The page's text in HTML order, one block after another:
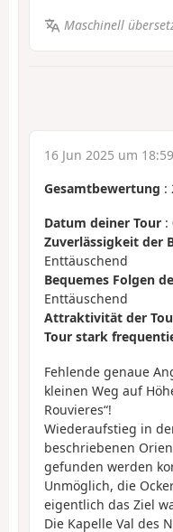
Maschinell
16 Jun 2025 um 18:59
Gesamtbewertung :
Datum deiner Tour :
Zuverlässigkeit der
Enttäuschend
Bequemes Folgen
Enttäuschend
Attraktivität der
Tour stark
Fehlende genaue
kleinen Weg auf
Rouvieres“!
Wiederaufstieg in
beschriebenen
gefunden werden
Unmöglich, die
eigentlich das Ziel
Die Kapelle Val des